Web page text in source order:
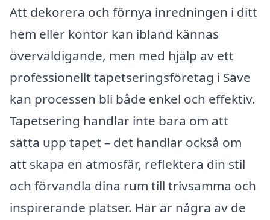
Att dekorera och förnya inredningen i ditt
hem eller kontor kan ibland kännas
överväldigande, men med hjälp av ett
professionellt tapetseringsföretag i Säve
kan processen bli både enkel och effektiv.
Tapetsering handlar inte bara om att
sätta upp tapet – det handlar också om
att skapa en atmosfär, reflektera din stil
och förvandla dina rum till trivsamma och
inspirerande platser. Här är några av de